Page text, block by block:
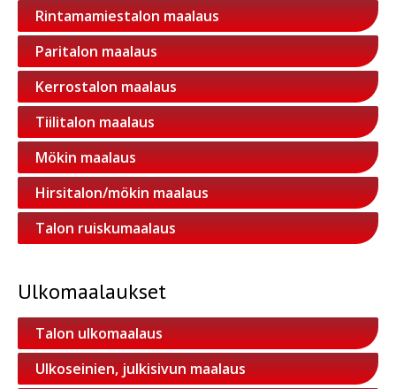
Rintamamiestalon maalaus
Paritalon maalaus
Kerrostalon maalaus
Tiilitalon maalaus
Mökin maalaus
Hirsitalon/mökin maalaus
Talon ruiskumaalaus
Ulkomaalaukset
Talon ulkomaalaus
Ulkoseinien, julkisivun maalaus